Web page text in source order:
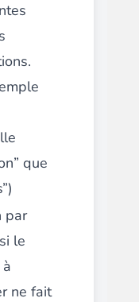
que
par
le
ne fait